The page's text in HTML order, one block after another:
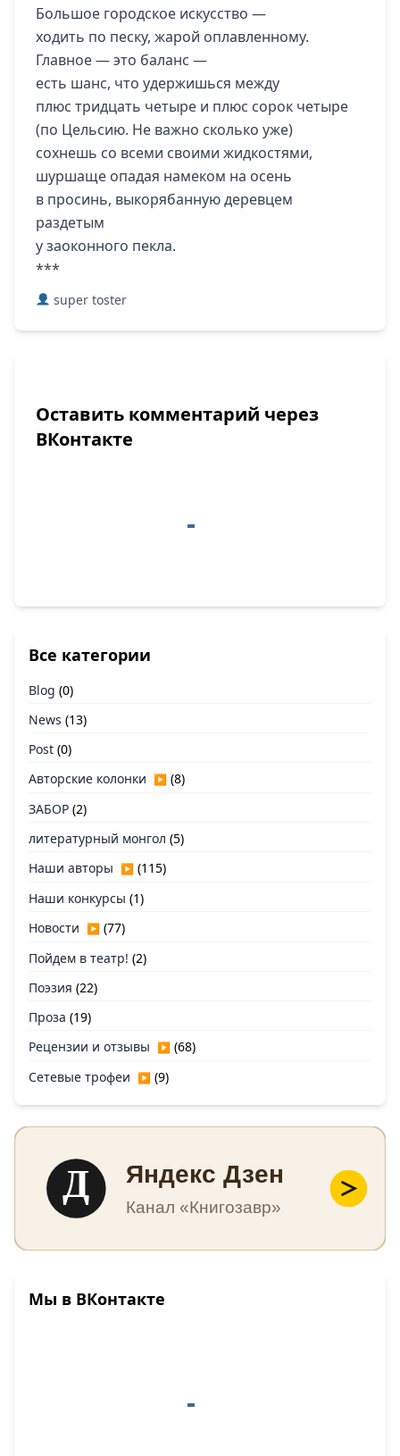
Большое городское искусство —
ходить по песку, жарой оплавленному.
Главное — это баланс —
есть шанс, что удержишься между
плюс тридцать четыре и плюс сорок четыре
(по Цельсию. Не важно сколько уже)
сохнешь со всеми своими жидкостями,
шуршаще опадая намеком на осень
в просинь, выкорябанную деревцем
раздетым
у заоконного пекла.
***
super toster
Оставить комментарий через
ВКонтакте
Все категории
Blog (0)
News (13)
Post (0)
Авторские колонки ▶ (8)
ЗАБОР (2)
литературный монгол (5)
Наши авторы ▶ (115)
Наши конкурсы (1)
Новости ▶ (77)
Пойдем в театр! (2)
Поэзия (22)
Проза (19)
Рецензии и отзывы ▶ (68)
Сетевые трофеи ▶ (9)
Д Яндекс Дзен
Канал «Книгозавр»
Мы в ВКонтакте